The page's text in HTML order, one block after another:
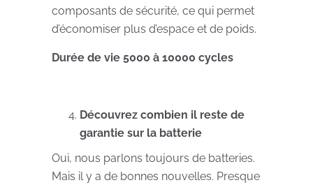
composants de sécurité, ce qui permet
d’économiser plus d’espace et de poids.
Durée de vie 5000 à 10000 cycles
Découvrez combien il reste de
garantie sur la batterie
Oui, nous parlons toujours de batteries.
Mais il y a de bonnes nouvelles. Presque